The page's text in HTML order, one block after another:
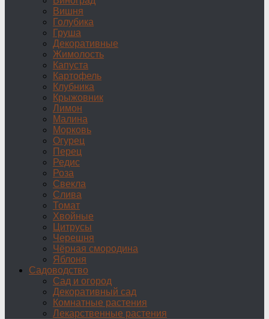
Вишня
Голубика
Груша
Декоративные
Жимолость
Капуста
Картофель
Клубника
Крыжовник
Лимон
Малина
Морковь
Огурец
Перец
Редис
Роза
Свекла
Слива
Томат
Хвойные
Цитрусы
Черешня
Чёрная смородина
Яблоня
Садоводство
Сад и огород
Декоративный сад
Комнатные растения
Лекарственные растения